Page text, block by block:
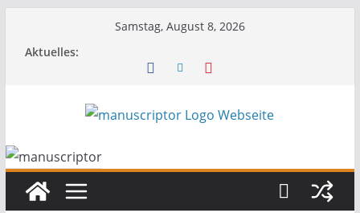
Samstag, August 8, 2026
Aktuelles: